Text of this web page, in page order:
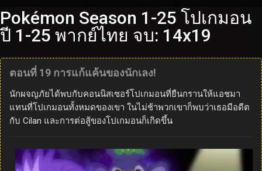
Pokémon Season 1-25 โปเกมอน
ปี 1-25 พากย์ไทย จบ: 14x19
ตอนที่ 19 การแก้แค้นของนักเลง!
นักผจญภัยได้พบกับคอนนิสเซอร์โปเกมอนที่ยืนกรานให้แอชมา
แทนที่โปเกมอนทั้งหมดของเขา ในไม่ช้าพวกเขาก็พบว่าเธอมีอดีต
กับ Cilan และการต่อสู้ของโปเกมอนก็เกิดขึ้น